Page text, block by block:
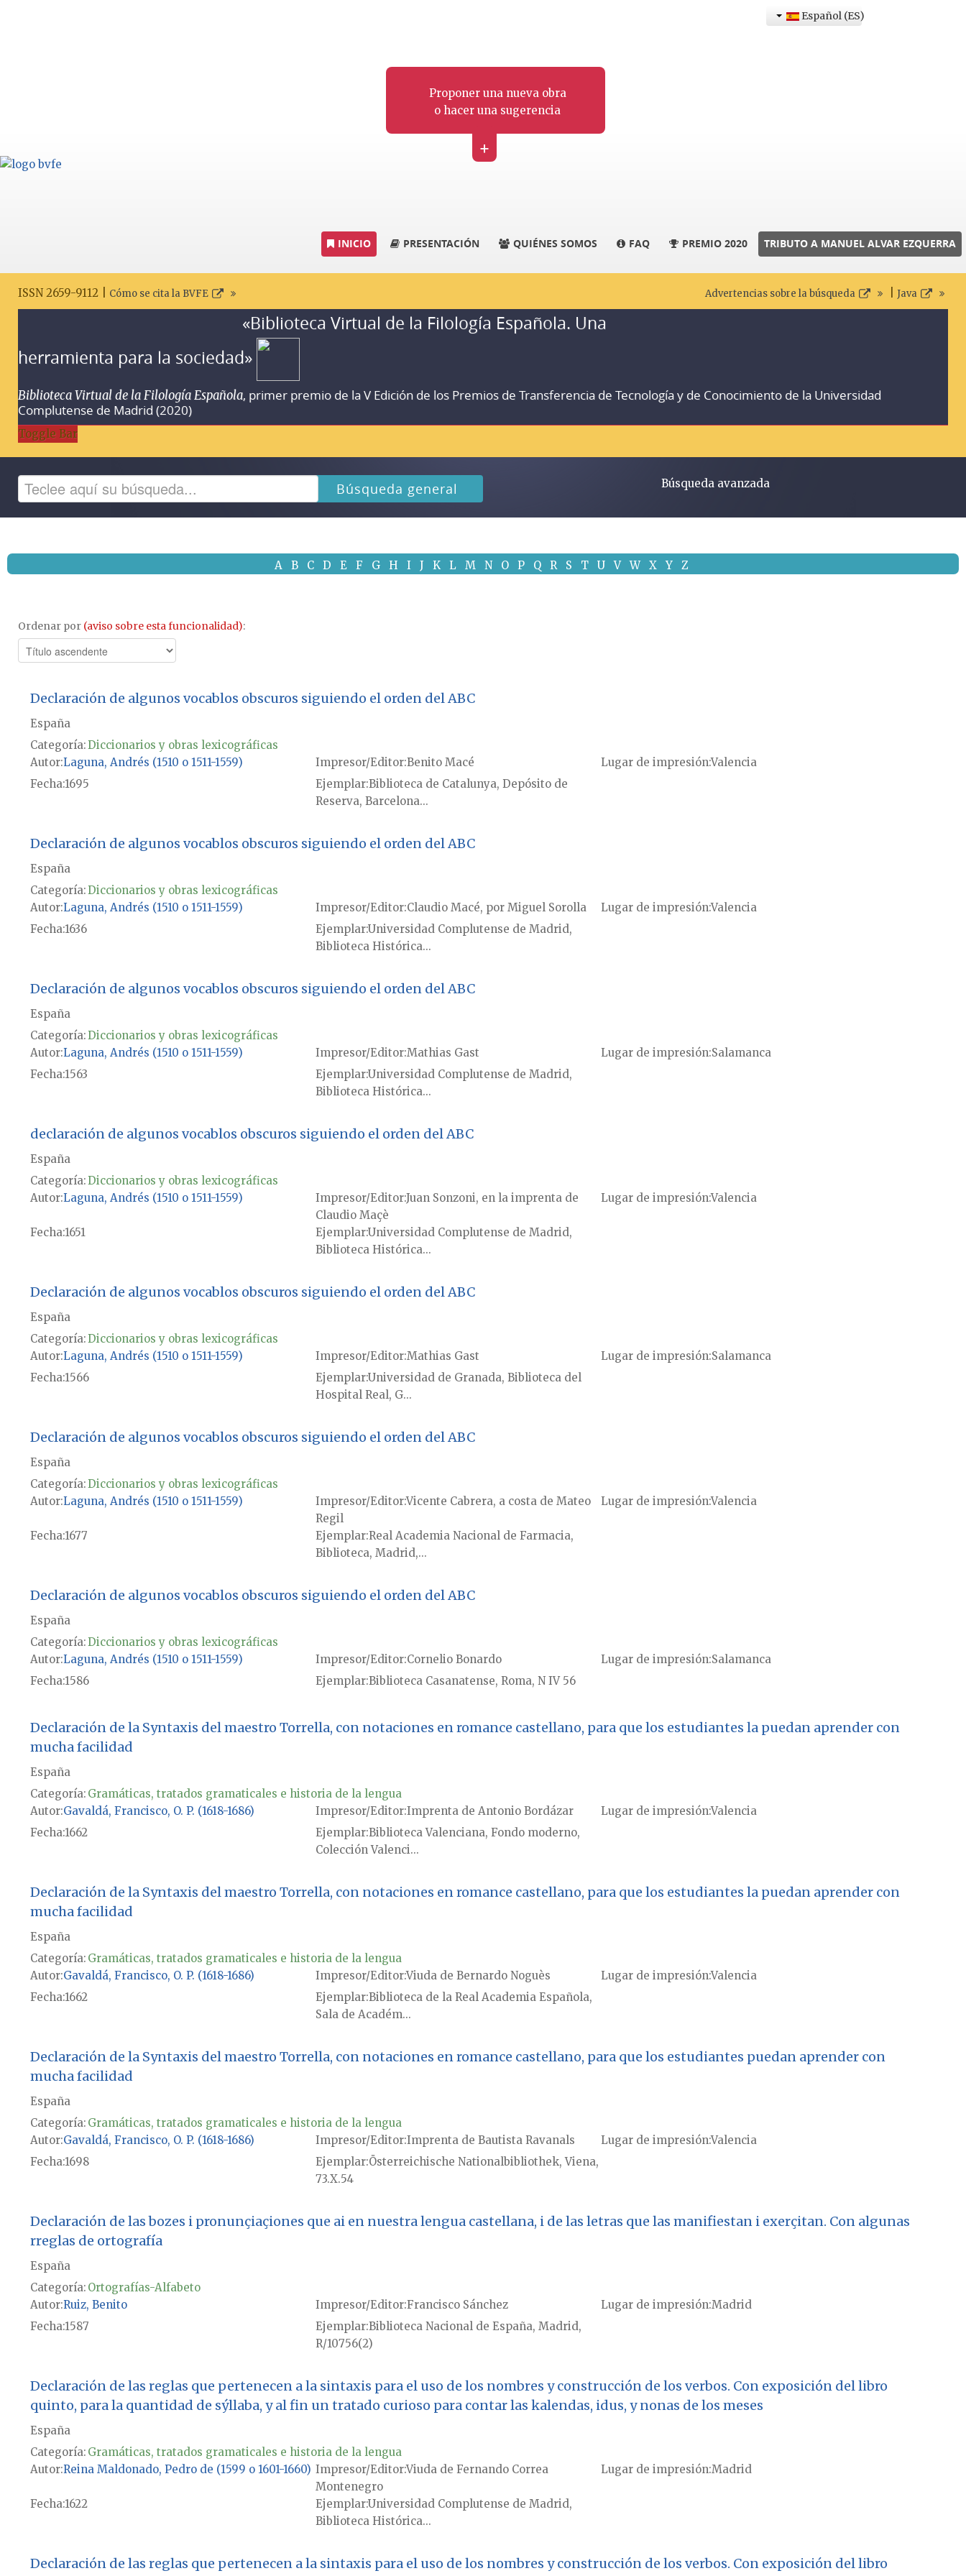
Proponer una nueva obra
o hacer una sugerencia
+
Español (ES)
INICIO PRESENTACIÓN QUIÉNES SOMOS FAQ PREMIO 2020 TRIBUTO A MANUEL ALVAR EZQUERRA
ISSN 2659-9112 | Cómo se cita la BVFE Advertencias sobre la búsqueda Java
«Biblioteca Virtual de la Filología Española. Una
herramienta para la sociedad»
Biblioteca Virtual de la Filología Española, primer premio de la V Edición de los Premios de Transferencia de Tecnología y de Conocimiento de la Universidad
Complutense de Madrid (2020)
Toggle Bar
Búsqueda general Búsqueda avanzada
A B C D E F G H I J K L M N O P Q R S T U V W X Y Z
Ordenar por (aviso sobre esta funcionalidad):
Declaración de algunos vocablos obscuros siguiendo el orden del ABC
España
Categoría:Diccionarios y obras lexicográficas
Autor Laguna, Andrés (1510 o 1511-1559) Impresor/Editor Benito Macé Lugar de impresiónValencia
Fecha1695 Ejemplar Biblioteca de Catalunya, Depósito de
Reserva, Barcelona...
Declaración de algunos vocablos obscuros siguiendo el orden del ABC
España
Categoría:Diccionarios y obras lexicográficas
Autor Laguna, Andrés (1510 o 1511-1559) Impresor/Editor Claudio Macé, por Miguel Sorolla Lugar de impresiónValencia
Fecha1636 EjemplarUniversidad Complutense de Madrid,
Biblioteca Histórica...
Declaración de algunos vocablos obscuros siguiendo el orden del ABC
España
Categoría:Diccionarios y obras lexicográficas
Autor Laguna, Andrés (1510 o 1511-1559) Impresor/Editor Mathias Gast Lugar de impresión Salamanca
Fecha1563 EjemplarUniversidad Complutense de Madrid,
Biblioteca Histórica...
declaración de algunos vocablos obscuros siguiendo el orden del ABC
España
Categoría:Diccionarios y obras lexicográficas
Autor Laguna, Andrés (1510 o 1511-1559) Impresor/EditorJuan Sonzoni, en la imprenta de
Claudio Maçè
Lugar de impresiónValencia
Fecha1651 EjemplarUniversidad Complutense de Madrid,
Biblioteca Histórica...
Declaración de algunos vocablos obscuros siguiendo el orden del ABC
España
Categoría:Diccionarios y obras lexicográficas
Autor Laguna, Andrés (1510 o 1511-1559) Impresor/Editor Mathias Gast Lugar de impresión Salamanca
Fecha1566 EjemplarUniversidad de Granada, Biblioteca del
Hospital Real, G...
Declaración de algunos vocablos obscuros siguiendo el orden del ABC
España
Categoría:Diccionarios y obras lexicográficas
Autor Laguna, Andrés (1510 o 1511-1559) Impresor/EditorVicente Cabrera, a costa de Mateo
Regil
Lugar de impresiónValencia
Fecha1677 Ejemplar Real Academia Nacional de Farmacia,
Biblioteca, Madrid,...
Declaración de algunos vocablos obscuros siguiendo el orden del ABC
España
Categoría:Diccionarios y obras lexicográficas
Autor Laguna, Andrés (1510 o 1511-1559) Impresor/Editor Cornelio Bonardo Lugar de impresión Salamanca
Fecha1586 Ejemplar Biblioteca Casanatense, Roma, N IV 56
Declaración de la Syntaxis del maestro Torrella, con notaciones en romance castellano, para que los estudiantes la puedan aprender con
mucha facilidad
España
Categoría: Gramáticas, tratados gramaticales e historia de la lengua
Autor Gavaldá, Francisco, O. P. (1618-1686) Impresor/Editor Imprenta de Antonio Bordázar Lugar de impresiónValencia
Fecha1662 Ejemplar Biblioteca Valenciana, Fondo moderno,
Colección Valenci...
Declaración de la Syntaxis del maestro Torrella, con notaciones en romance castellano, para que los estudiantes la puedan aprender con
mucha facilidad
España
Categoría: Gramáticas, tratados gramaticales e historia de la lengua
Autor Gavaldá, Francisco, O. P. (1618-1686) Impresor/EditorViuda de Bernardo Noguès Lugar de impresiónValencia
Fecha1662 Ejemplar Biblioteca de la Real Academia Española,
Sala de Académ...
Declaración de la Syntaxis del maestro Torrella, con notaciones en romance castellano, para que los estudiantes puedan aprender con
mucha facilidad
España
Categoría: Gramáticas, tratados gramaticales e historia de la lengua
Autor Gavaldá, Francisco, O. P. (1618-1686) Impresor/Editor Imprenta de Bautista Ravanals Lugar de impresiónValencia
Fecha1698 Ejemplar Österreichische Nationalbibliothek, Viena,
73.X.54
Declaración de las bozes i pronunçiaçiones que ai en nuestra lengua castellana, i de las letras que las manifiestan i exerçitan. Con algunas
rreglas de ortografía
España
Categoría: Ortografías-Alfabeto
Autor Ruiz, Benito Impresor/Editor Francisco Sánchez Lugar de impresión Madrid
Fecha1587 Ejemplar Biblioteca Nacional de España, Madrid,
R/10756(2)
Declaración de las reglas que pertenecen a la sintaxis para el uso de los nombres y construcción de los verbos. Con exposición del libro
quinto, para la quantidad de sýllaba, y al fin un tratado curioso para contar las kalendas, idus, y nonas de los meses
España
Categoría: Gramáticas, tratados gramaticales e historia de la lengua
Autor Reina Maldonado, Pedro de (1599 o 1601-1660) Impresor/EditorViuda de Fernando Correa
Montenegro
Lugar de impresión Madrid
Fecha1622 EjemplarUniversidad Complutense de Madrid,
Biblioteca Histórica...
Declaración de las reglas que pertenecen a la sintaxis para el uso de los nombres y construcción de los verbos. Con exposición del libro